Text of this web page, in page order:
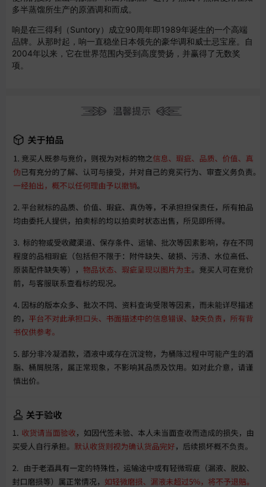
多半蒸馏所生产的原酒调和而成。
响是在三得利（Suntory）成立90周年即1989年诞生的一个高端
品牌。从那时起，响一直稳坐日本领先的豪华调和威士忌宝座。自
2004年以来，它在世界范围内受到高度赞扬，并赢得了无数奖
项。